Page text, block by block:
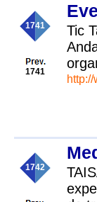
1741
1741
Tic
1742